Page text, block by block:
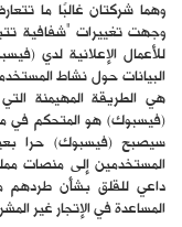
وهما شركتان غالبًا ما
وجهت تغييرات “شفافية
للأعمال الإعلانية لدي
البيانات حول نشاط
هي الطريقة المهيمنة
(فيسبوك) هو المتحكم في
سيصبح (فيسبوك) حرا
المستخدمين إلى منصات
داعي للقلق بشأن طردهم
المساعدة في الإتجار غير